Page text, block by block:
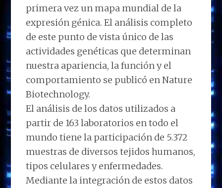
primera vez un mapa mundial de la
expresión génica. El análisis completo
de este punto de vista único de las
actividades genéticas que determinan
nuestra apariencia, la función y el
comportamiento se publicó en Nature
Biotechnology.
El análisis de los datos utilizados a
partir de 163 laboratorios en todo el
mundo tiene la participación de 5.372
muestras de diversos tejidos humanos,
tipos celulares y enfermedades.
Mediante la integración de estos datos